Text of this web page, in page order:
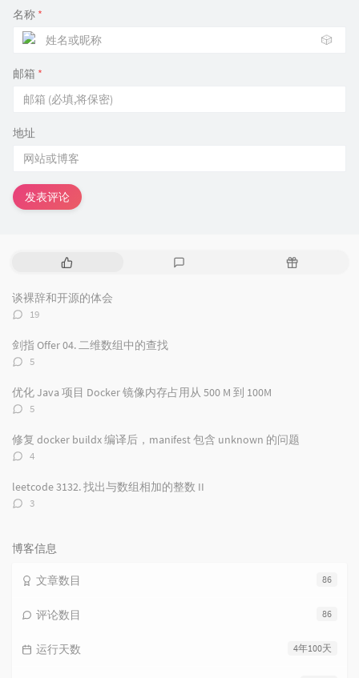
名称 *
🎲
邮箱 *
地址
发表评论
热
文
章
随
谈裸辞和开源的体会
评
数：
19
剑指 Offer 04. 二维数组中的查找
评
数：
5
优化 Java 项目 Docker 镜像内存占用从 500 M 到 100M
评
数：
5
修复 docker buildx 编译后，manifest 包含 unknown 的问题
评
数：
4
leetcode 3132. 找出与数组相加的整数 II
评
3
博客信息
86
文章数目
86
评论数目
4年100天
运行天数